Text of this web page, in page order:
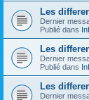
Les
Dernier
Publié dans
Les
Dernier
Publié dans
Les
Dernier